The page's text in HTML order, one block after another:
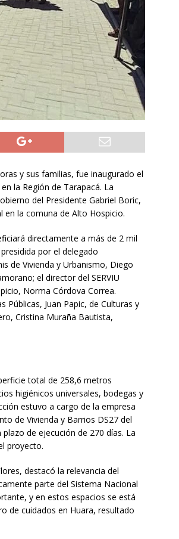
el futuro del Casino Municipal de
para mejorar el alumbrado
Argentina y Perú del 6 al 17 de
y sus familias, fue inaugurado el
la Región de Tarapacá. La
del Presidente Gabriel Boric,
en la comuna de Alto Hospicio.
directamente a más de 2 mil
por el delegado
de Vivienda y Urbanismo, Diego
el director del SERVIU
Norma Córdova Correa.
Públicas, Juan Papic, de Culturas y
Cristina Muraña Bautista,
total de 258,6 metros
higiénicos universales, bodegas y
estuvo a cargo de la empresa
de Vivienda y Barrios DS27 del
de ejecución de 270 días. La
proyecto.
destacó la relevancia del
parte del Sistema Nacional
y en estos espacios se está
de cuidados en Huara, resultado